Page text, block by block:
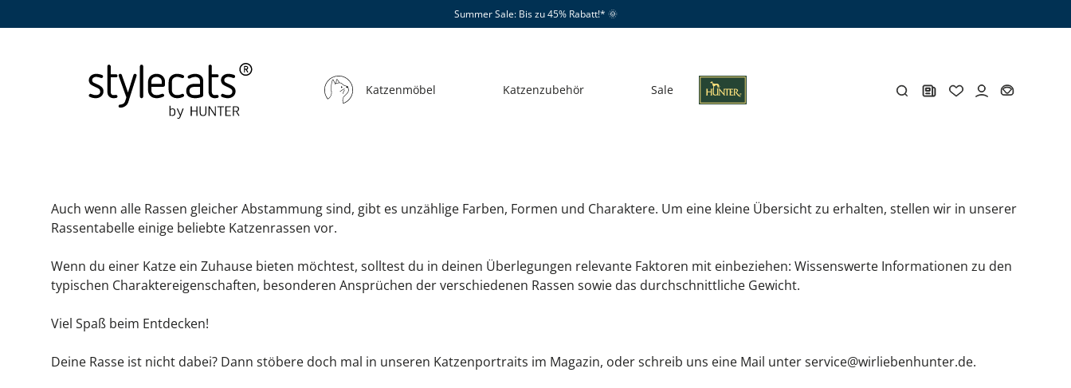
Summer Sale: Bis zu 45% Rabatt!*​ 🌞
Katzenmöbel
Kratzbäume Kratzsäulen Kratzstämme
Kratzwände Katzenbetten Katzenhöhlen
Katzenzubehör
Katzenspielzeug Katzennäpfe Katzenklos
Katzengeschenke Alle Artikel
Sale
EMPIRE CLU MOUNTY
HOME TREKKY CHURCHY
Rassentabelle
Rassentabelle
Auch wenn alle Rassen gleicher Abstammung sind, gibt es unzählige Farben, Formen und Charaktere. Um eine kleine Übersicht zu erhalten, stellen wir in unserer
Rassentabelle einige beliebte Katzenrassen vor.
Wenn du einer Katze ein Zuhause bieten möchtest, solltest du in deinen Überlegungen relevante Faktoren mit einbeziehen: Wissenswerte Informationen zu den
typischen Charaktereigenschaften, besonderen Ansprüchen der verschiedenen Rassen sowie das durchschnittliche Gewicht.
Viel Spaß beim Entdecken!
Deine Rasse ist nicht dabei? Dann stöbere doch mal in unseren Katzenportraits im Magazin, oder schreib uns eine Mail unter service@wirliebenhunter.de.